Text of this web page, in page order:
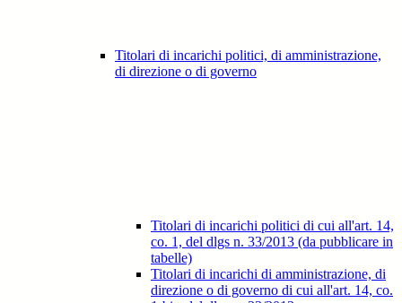
Titolari di incarichi politici, di amministrazione,
di direzione o di governo
Titolari di incarichi politici di cui all'art. 14,
co. 1, del dlgs n. 33/2013 (da pubblicare in
tabelle)
Titolari di incarichi di amministrazione, di
direzione o di governo di cui all'art. 14, co.